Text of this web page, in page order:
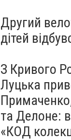
Другий
дітей
З Кривого
Луцька
та Делоне:
«КОД